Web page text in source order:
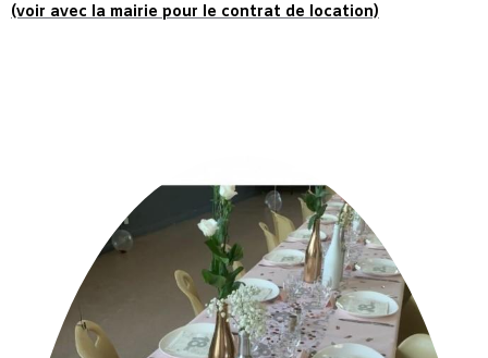
(voir avec la mairie pour le contrat de location)